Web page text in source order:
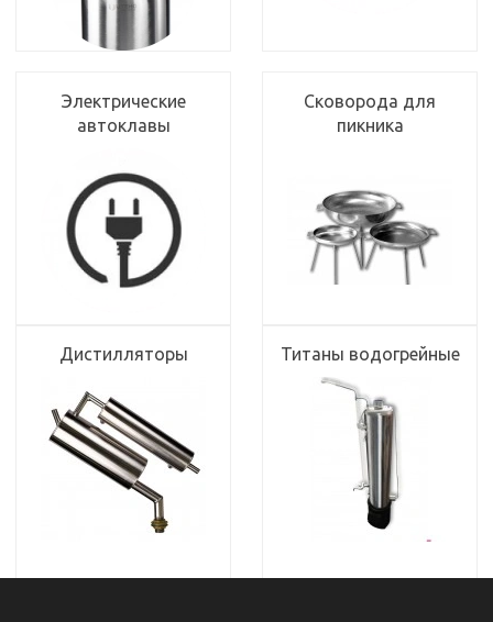
Электрические
автоклавы
Сковорода для
пикника
Дистилляторы Титаны водогрейные